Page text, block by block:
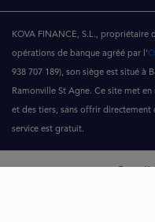
KOVA FINANCE, S.L., propriétaire
opérations de banque agréé par l'
938 707 189), son siège est situé à
Ramonville St Agne. Ce site met
et des tiers, sans offrir
service est gratuit.